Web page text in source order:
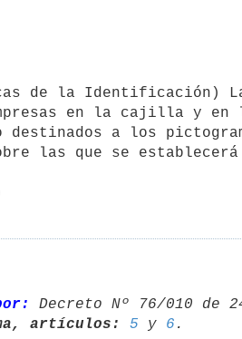
en la cajilla y
destinados a los
las que se
Decreto Nº 76/010 de
artículos:
5 y 6